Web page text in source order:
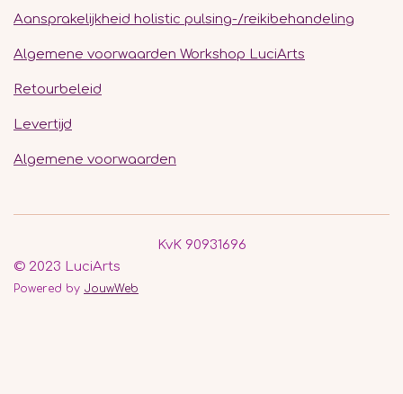
Aansprakelijkheid holistic pulsing-/reikibehandeling
Algemene voorwaarden Workshop LuciArts
Retourbeleid
Levertijd
Algemene voorwaarden
KvK 90931696
© 2023 LuciArts
Powered by JouwWeb